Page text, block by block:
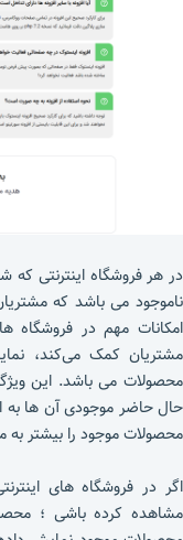
در هر فروشگاه اینترنتی
ناموجود می باشد که
امکانات مهم در فروشگاه
مشتریان کمک می‌کند،
محصولات می باشد. این
حال حاضر موجودی آن ها به
محصولات موجود را بیشتر
اگر در فروشگاه های
مشاهده کرده باشی ؛